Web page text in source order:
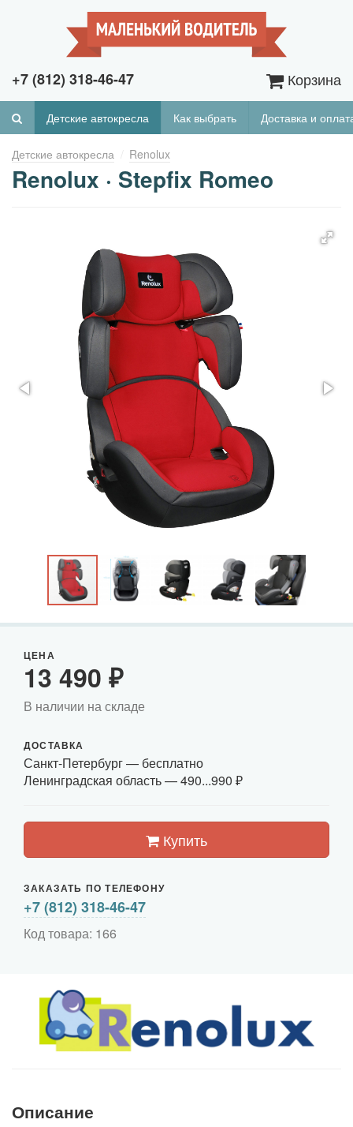
+7 (812) 318-46-47 Корзина
Детские автокресла Как выбрать Доставка и
Детские автокресла Renolux
Renolux · Stepfix Romeo
ЦЕНА
13 490 ₽
В наличии на складе
ДОСТАВКА
Санкт-Петербург— бесплатно
Ленинградская область —490...990 ₽
Купить
ЗАКАЗАТЬ ПО ТЕЛЕФОНУ
+7 (812) 318-46-47
Код товара: 166
Описание